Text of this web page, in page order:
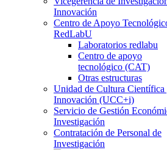
Innovación
Centro de Apoyo
RedLabU
Laboratorios redlabu
Centro de apoyo
tecnológico (CAT)
Otras estructuras
Unidad de Cultura Científica
Innovación (UCC+i)
Servicio de Gestión
Investigación
Contratación de Personal de
Investigación